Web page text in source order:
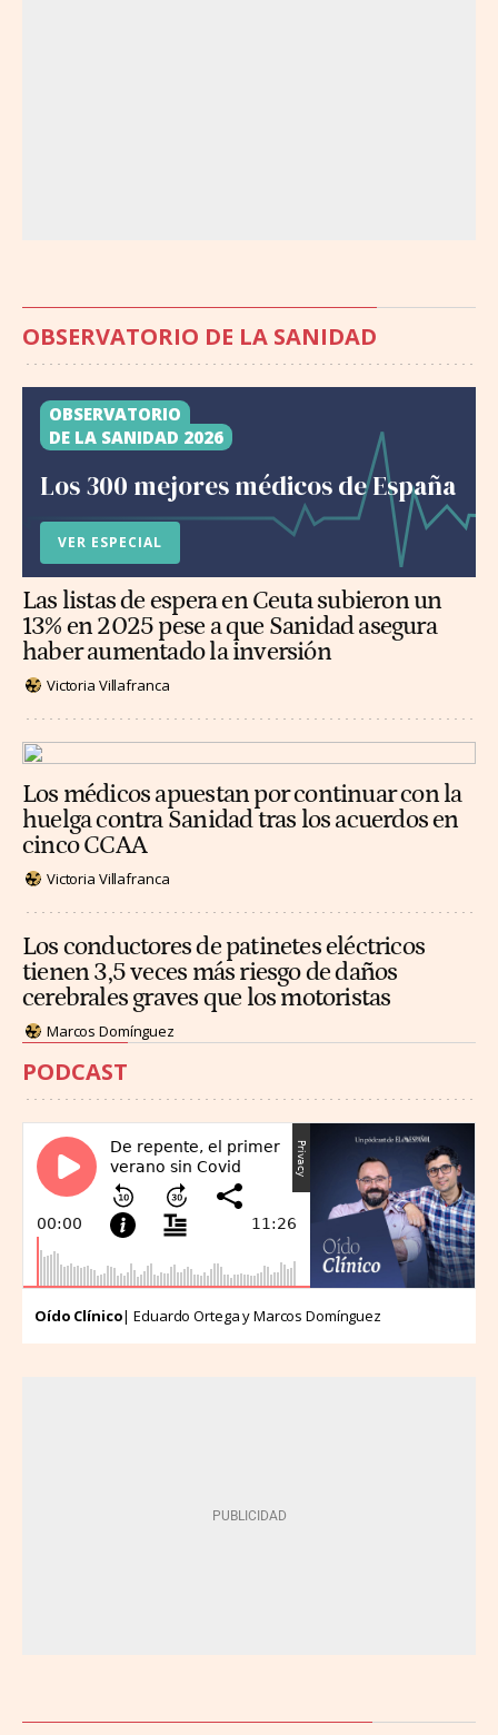
OBSERVATORIO DE LA SANIDAD
OBSERVATORIO
DE LA SANIDAD 2026
Los 300 mejores médicos de España
VER ESPECIAL
Las listas de espera en Ceuta subieron un
13% en 2025 pese a que Sanidad asegura
haber aumentado la inversión
Victoria Villafranca
Los médicos apuestan por continuar con la
huelga contra Sanidad tras los acuerdos en
cinco CCAA
Victoria Villafranca
Los conductores de patinetes eléctricos
tienen 3,5 veces más riesgo de daños
cerebrales graves que los motoristas
Marcos Domínguez
PODCAST
Oído Clínico| Eduardo Ortega y Marcos Domínguez